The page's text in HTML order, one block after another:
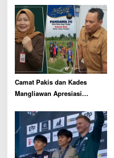
Camat Pakis dan Kades
Mangliawan Apresiasi